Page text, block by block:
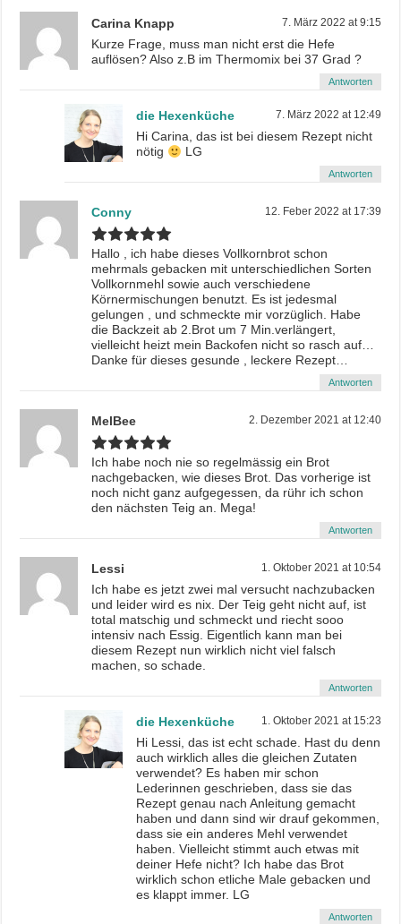
Carina Knapp 7. März 2022 at 9:15
Kurze Frage, muss man nicht erst die Hefe
auflösen? Also z.B im Thermomix bei 37 Grad ?
Antworten
die Hexenküche 7. März 2022 at 12:49
Hi Carina, das ist bei diesem Rezept nicht
nötig
LG
Antworten
Conny 12. Feber 2022 at 17:39
Hallo , ich habe dieses Vollkornbrot schon
mehrmals gebacken mit unterschiedlichen Sorten
Vollkornmehl sowie auch verschiedene
Körnermischungen benutzt. Es ist jedesmal
gelungen , und schmeckte mir vorzüglich. Habe
die Backzeit ab 2.Brot um 7 Min.verlängert,
vielleicht heizt mein Backofen nicht so rasch auf…
Danke für dieses gesunde , leckere Rezept…
Antworten
MelBee 2. Dezember 2021 at 12:40
Ich habe noch nie so regelmässig ein Brot
nachgebacken, wie dieses Brot. Das vorherige ist
noch nicht ganz aufgegessen, da rühr ich schon
den nächsten Teig an. Mega!
Antworten
Lessi 1. Oktober 2021 at 10:54
Ich habe es jetzt zwei mal versucht nachzubacken
und leider wird es nix. Der Teig geht nicht auf, ist
total matschig und schmeckt und riecht sooo
intensiv nach Essig. Eigentlich kann man bei
diesem Rezept nun wirklich nicht viel falsch
machen, so schade.
Antworten
die Hexenküche 1. Oktober 2021 at 15:23
Hi Lessi, das ist echt schade. Hast du denn
auch wirklich alles die gleichen Zutaten
verwendet? Es haben mir schon
Lederinnen geschrieben, dass sie das
Rezept genau nach Anleitung gemacht
haben und dann sind wir drauf gekommen,
dass sie ein anderes Mehl verwendet
haben. Vielleicht stimmt auch etwas mit
deiner Hefe nicht? Ich habe das Brot
wirklich schon etliche Male gebacken und
es klappt immer. LG
Antworten